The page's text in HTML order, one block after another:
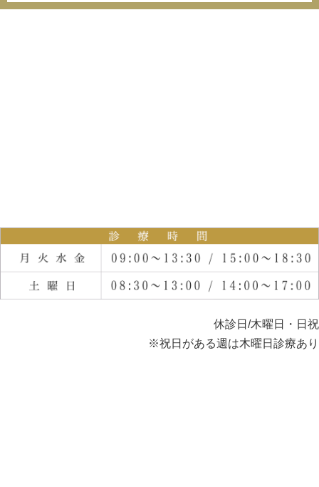
休診日/木曜日・日祝
※祝日がある週は木曜日診療あり